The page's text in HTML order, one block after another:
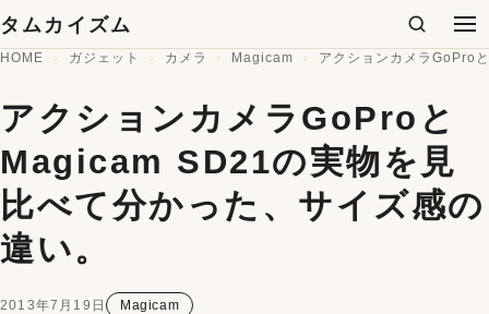
コンテンツへスキップ
タムカイズム 検索 メ
HOME ガジェット カメラ Magicam アクションカメラGoPro
アクションカメラGoProと
Magicam SD21の実物を見
比べて分かった、サイズ感の
違い。
2013年7月19日 Magicam